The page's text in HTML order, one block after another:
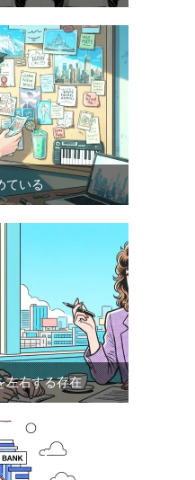
ている
左右する存在